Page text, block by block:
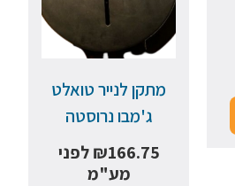
מתקן לנייר טואלט
ג'מבו נרוסטה
₪166.75
לפני
מע"מ